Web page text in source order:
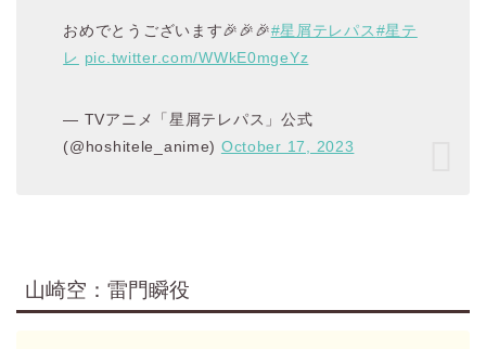
おめでとうございます🎉🎉🎉#星屑テレパス#星テ
レ pic.twitter.com/WWkE0mgeYz
— TVアニメ「星屑テレパス」公式
(@hoshitele_anime) October 17, 2023
山崎空：雷門瞬役